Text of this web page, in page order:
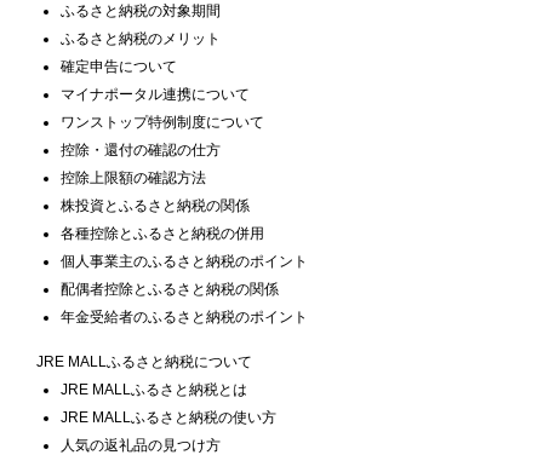
ふるさと納税の対象期間
ふるさと納税のメリット
確定申告について
マイナポータル連携について
ワンストップ特例制度について
控除・還付の確認の仕方
控除上限額の確認方法
株投資とふるさと納税の関係
各種控除とふるさと納税の併用
個人事業主のふるさと納税のポイント
配偶者控除とふるさと納税の関係
年金受給者のふるさと納税のポイント
JRE MALLふるさと納税について
JRE MALLふるさと納税とは
JRE MALLふるさと納税の使い方
人気の返礼品の見つけ方